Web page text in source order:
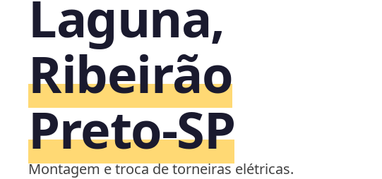
Laguna,
Ribeirão
Preto‑SP
Montagem e troca de torneiras elétricas.